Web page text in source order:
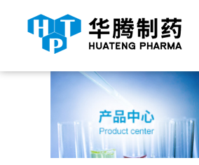
当前位置： 首页 产品中心